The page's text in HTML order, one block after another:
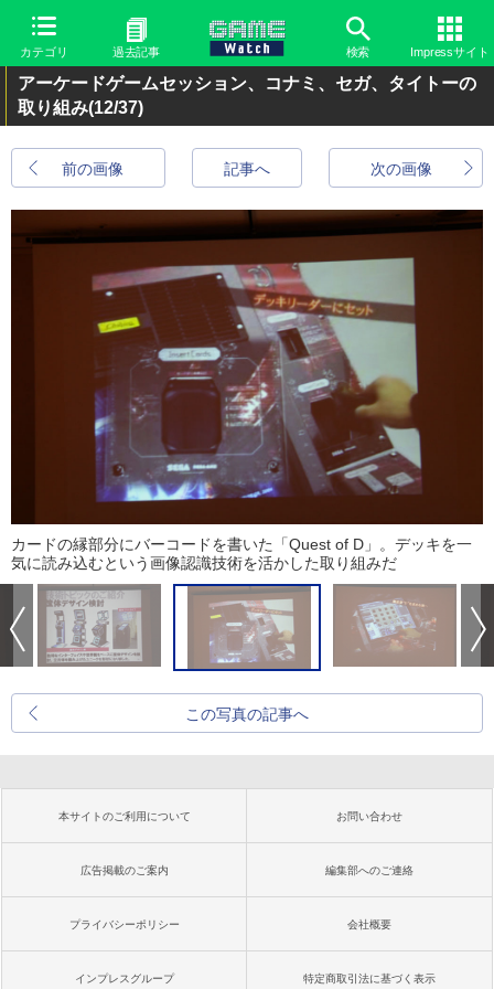
カテゴリ 過去記事 検索 Impressサイト
アーケードゲームセッション、コナミ、セガ、タイトーの
取り組み(12/37)
前の画像 次の画像
記事へ
カードの縁部分にバーコードを書いた「Quest of D」。デッキを一
気に読み込むという画像認識技術を活かした取り組みだ
この写真の記事へ
本サイトのご利用について お問い合わせ
広告掲載のご案内 編集部へのご連絡
プライバシーポリシー 会社概要
インプレスグループ 特定商取引法に基づく表示